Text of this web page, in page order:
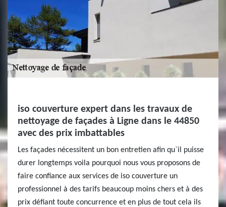
iso couverture expert dans les travaux de
nettoyage de façades à Ligne dans le 44850
avec des prix imbattables
Les façades nécessitent un bon entretien afin qu`il puisse
durer longtemps voila pourquoi nous vous proposons de
faire confiance aux services de iso couverture un
professionnel à des tarifs beaucoup moins chers et à des
prix défiant toute concurrence et en plus de tout cela ils